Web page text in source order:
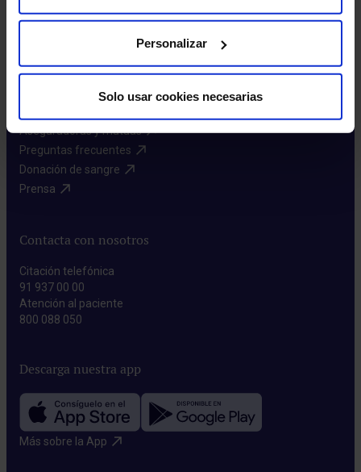
Personalizar
Solo usar cookies necesarias
Enlaces de interés
Aseguradoras y mutuas​
Preguntas frecuentes​
Donación de sangre​
Prensa​
Contacta con nosotros
Citación telefónica
91 937 00 00
Atención al paciente
800 088 050
Descarga nuestra app
Más sobre la App​